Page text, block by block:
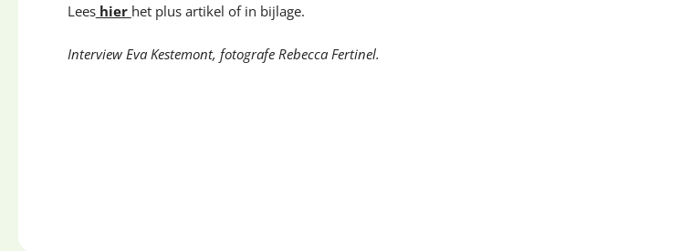
Leeshier het plus artikel of in bijlage.
Interview Eva Kestemont, fotografe Rebecca Fertinel.